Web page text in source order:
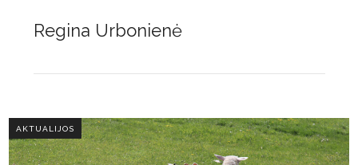
Regina Urbonienė
AKTUALIJOS